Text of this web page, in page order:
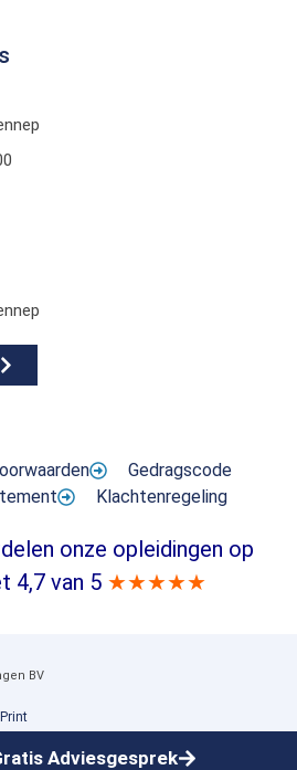
Adviesgesprek
Gedragscode
Klachtenregeling
onze opleidingen op
4,7 van 5 ★★★★★
BV